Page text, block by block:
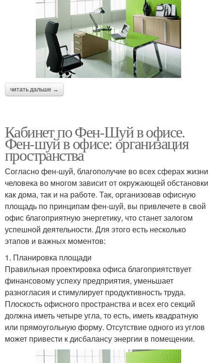
читать дальше →
Кабинет по Фен-Шуй в офисе.
Фен-шуй в офисе: организация
пространства
Согласно фен-шуй, благополучие во всех сферах жизни
человека во многом зависит от окружающей обстановки
как дома, так и на работе. Так, организовав офисную
площадь по принципам фен-шуй, вы привлечете в свой
офис благоприятную энергетику, что станет залогом
успешной деятельности. Для этого есть несколько
этапов и важных моментов:
1. Планировка площади
Правильная проектировка офиса благоприятствует
финансовому успеху предприятия, уменьшает
разногласия и стимулирует продуктивность труда.
Плоскость офисного пространства и всех его секций
должна иметь четыре угла, то есть, иметь квадратную
или прямоугольную форму. Отсутствие одного из углов
может привести к дисбалансу энергии в помещении.